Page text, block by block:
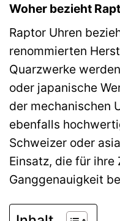
Woher bezieht
Raptor Uhren
renommierten
Quarzwerke
oder japanische
der mechanischen
ebenfalls
Schweizer oder
Einsatz, die für
Ganggenauigkeit